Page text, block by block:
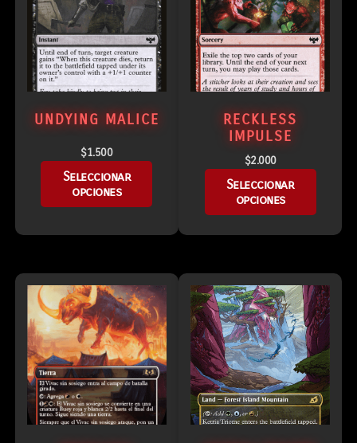
UNDYING MALICE
$1.500
Seleccionar
opciones
RECKLESS
IMPULSE
$2.000
Seleccionar
opciones